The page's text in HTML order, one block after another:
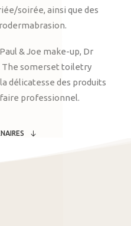
soirée, ainsi que des
& Joe make-up, Dr
The somerset toiletry
délicatesse des produits
professionnel.